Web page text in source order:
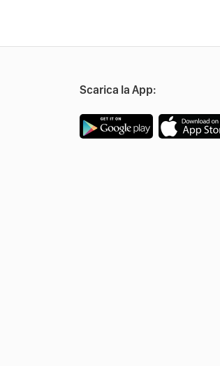
Scarica la App: